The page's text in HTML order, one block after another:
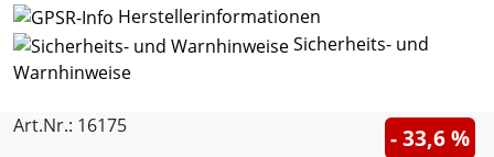
Herstellerinformationen
Sicherheits- und
Warnhinweise
Art.Nr.: 16175 - 33,6 %